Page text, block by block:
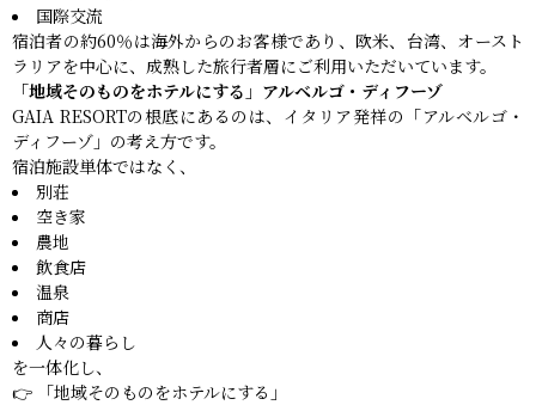
国際交流
宿泊者の約60％は海外からのお客様であり、欧米、台湾、オースト
ラリアを中心に、成熟した旅行者層にご利用いただいています。
「地域そのものをホテルにする」アルベルゴ・ディフーゾ
GAIA RESORTの根底にあるのは、イタリア発祥の「アルベルゴ・
ディフーゾ」の考え方です。
宿泊施設単体ではなく、
別荘
空き家
農地
飲食店
温泉
商店
人々の暮らし
を一体化し、
👉 「地域そのものをホテルにする」